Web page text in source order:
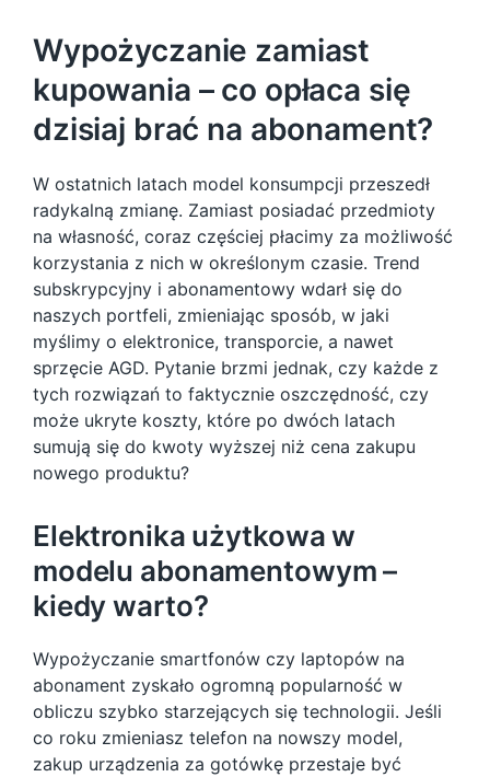
Wypożyczanie zamiast
kupowania – co opłaca się
dzisiaj brać na abonament?
W ostatnich latach model konsumpcji przeszedł
radykalną zmianę. Zamiast posiadać przedmioty
na własność, coraz częściej płacimy za możliwość
korzystania z nich w określonym czasie. Trend
subskrypcyjny i abonamentowy wdarł się do
naszych portfeli, zmieniając sposób, w jaki
myślimy o elektronice, transporcie, a nawet
sprzęcie AGD. Pytanie brzmi jednak, czy każde z
tych rozwiązań to faktycznie oszczędność, czy
może ukryte koszty, które po dwóch latach
sumują się do kwoty wyższej niż cena zakupu
nowego produktu?
Elektronika użytkowa w
modelu abonamentowym –
kiedy warto?
Wypożyczanie smartfonów czy laptopów na
abonament zyskało ogromną popularność w
obliczu szybko starzejących się technologii. Jeśli
co roku zmieniasz telefon na nowszy model,
zakup urządzenia za gotówkę przestaje być